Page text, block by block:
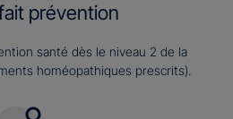
prévention
santé dès le niveau 2 de la
homéopathiques prescrits).